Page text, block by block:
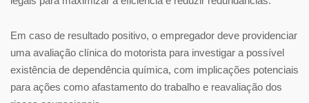
Em caso de resultado positivo, o empregador deve providenciar
uma avaliação clínica do motorista para investigar a possível
existência de dependência química, com implicações potenciais
para ações como afastamento do trabalho e reavaliação dos